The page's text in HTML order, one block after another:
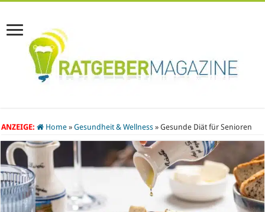
ANZEIGE: Home » Gesundheit & Wellness » Gesunde Diät für Senioren